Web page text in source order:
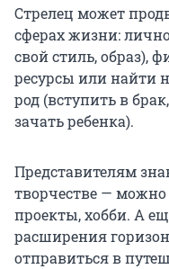
Стрелец может
сферах жизни:
свой стиль, образ),
ресурсы или найти
род (вступить в
зачать ребенка).
Представителям
творчестве — можно
проекты, хобби. А
расширения
отправиться в